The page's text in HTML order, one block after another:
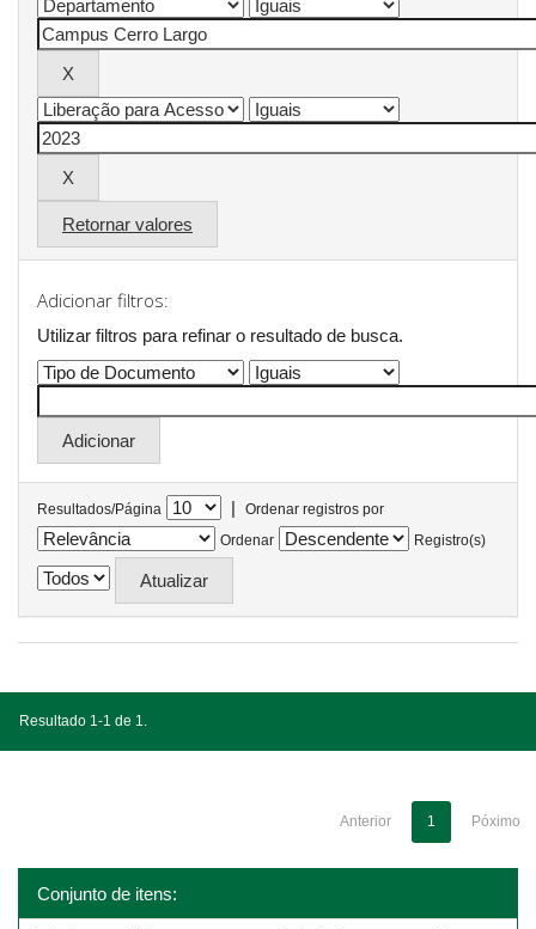
Retornar valores
Adicionar filtros:
Utilizar filtros para refinar o resultado de busca.
Resultados/Página |
Ordenar registros por
Ordenar
Registro(s)
Resultado 1-1 de 1.
Anterior 1 Póximo
Conjunto de itens: